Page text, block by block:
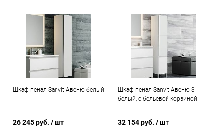
Шкаф-пенал Sanvit Авеню белый
26 245 руб. / шт
Шкаф-пенал Sanvit Авеню 3
белый, с бельевой корзиной
32 154 руб. / шт